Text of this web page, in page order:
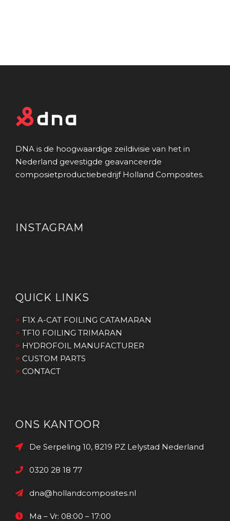
DNA is de hoogwaardige zeildivisie van het in
Nederland gevestigde geavanceerde
composietproductiebedrijf Holland Composites.
INSTAGRAM
QUICK LINKS
> F1X A-CAT FOILING CATAMARAN
> TF10 FOILING TRIMARAN
> HYDROFOIL MANUFACTURER
> CUSTOM PARTS
> CONTACT
ONS KANTOOR
De Serpeling 10, 8219 PZ Lelystad Nederland
0320 28 18 77
dna@hollandcomposites.nl
Ma – Vr: 08:00 – 17:00